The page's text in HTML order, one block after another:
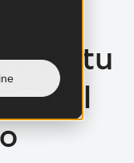
tu
del